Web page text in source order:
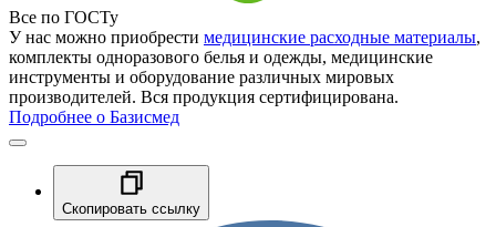
Все по ГОСТу
У нас можно приобрести медицинские расходные материалы,
комплекты одноразового белья и одежды, медицинские
инструменты и оборудование различных мировых
производителей. Вся продукция сертифицирована.
Подробнее о Базисмед
Скопировать ссылку